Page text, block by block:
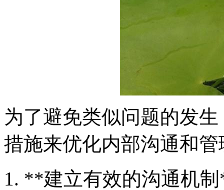
为了避免类似问题的发
措施来优化内部沟通和
1. **建立有效的沟通机